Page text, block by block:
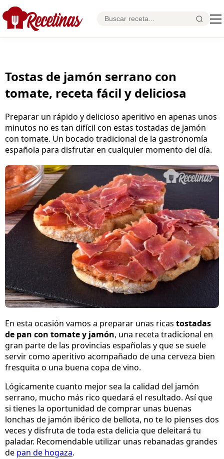
Tostas de jamón serrano con
tomate, receta fácil y deliciosa
Preparar un rápido y delicioso aperitivo en apenas unos
minutos no es tan difícil con estas tostadas de jamón
con tomate. Un bocado tradicional de la gastronomía
española para disfrutar en cualquier momento del día.
En esta ocasión vamos a preparar unas ricas tostadas
de pan con tomate y jamón, una receta tradicional en
gran parte de las provincias españolas y que se suele
servir como aperitivo acompañado de una cerveza bien
fresquita o una buena copa de vino.
Lógicamente cuanto mejor sea la calidad del jamón
serrano, mucho más rico quedará el resultado. Así que
si tienes la oportunidad de comprar unas buenas
lonchas de jamón ibérico de bellota, no te lo pienses dos
veces y disfruta de toda esta delicia que deleitará tu
paladar. Recomendable utilizar unas rebanadas grandes
de pan de hogaza.